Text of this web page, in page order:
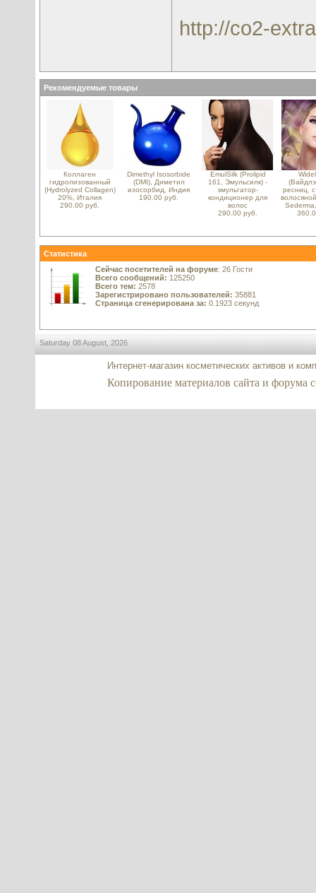
http://co2-
Рекомендуемые товары
Коллаген
гидролизованный
(Hydrolyzed Collagen)
20%, Италия
290.00 руб.
Dimethyl Isosorbide
(DMI), Диметил
изосорбид, Индия
190.00 руб.
EmulSilk (Prolipid
161, Эмульсилк) -
эмульгатор-
кондиционер для
волос
290.00 руб.
ресниц,
Статистика
Сейчас посетителей на форуме: 26 Гости
Всего сообщений: 125250
Всего тем: 2578
Зарегистрировано пользователей: 35881
Страница сгенерирована за: 0.1923 секунд
Saturday 08 August, 2026
Интернет-магазин косметических активов и
Копирование материалов сайта и форума